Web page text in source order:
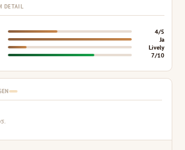
DETAIL
4/5
Ja
Lively
7/10